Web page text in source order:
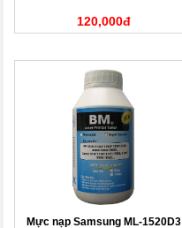
120,000đ
Mực nạp Samsung ML-1520D3